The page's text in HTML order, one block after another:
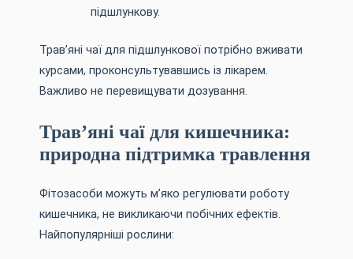
підшлункову.
Трав’яні чаї для підшлункової потрібно вживати
курсами, проконсультувавшись із лікарем.
Важливо не перевищувати дозування.
Трав’яні чаї для кишечника:
природна підтримка травлення
Фітозасоби можуть м’яко регулювати роботу
кишечника, не викликаючи побічних ефектів.
Найпопулярніші рослини: